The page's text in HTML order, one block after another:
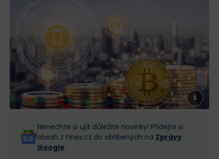
Nenechte si ujít důležité novinky! Přidejte si
obsah z Finex.cz do oblíbených na Zprávy
Google.